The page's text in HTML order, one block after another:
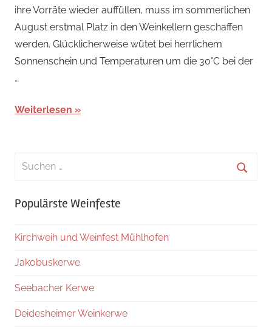
ihre Vorräte wieder auffüllen, muss im sommerlichen
August erstmal Platz in den Weinkellern geschaffen
werden. Glücklicherweise wütet bei herrlichem
Sonnenschein und Temperaturen um die 30°C bei der
…
Weiterlesen
Suchen
Populärste Weinfeste
Kirchweih und Weinfest Mühlhofen
Jakobuskerwe
Seebacher Kerwe
Deidesheimer Weinkerwe